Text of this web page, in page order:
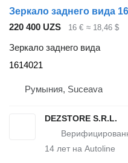
Зеркало заднего вида
220 400 UZS
16 € ≈ 18,46 $
Зеркало заднего вида
1614021
Румыния, Suceava
DEZSTORE S.R.L.
14 лет на Autoline